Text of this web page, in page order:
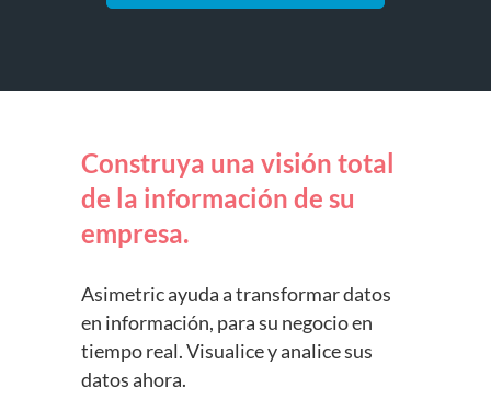
Construya una visión total
de la información de su
empresa.
Asimetric ayuda a transformar datos
en información, para su negocio en
tiempo real. Visualice y analice sus
datos ahora.